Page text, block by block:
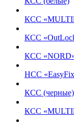
КСС
КСС
КСС
НСС
КСС (черные)
КСС